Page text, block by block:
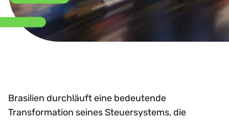
Brasilien durchläuft eine bedeutende
Transformation seines Steuersystems, die